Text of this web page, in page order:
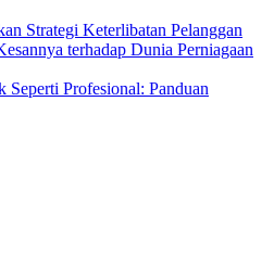
Strategi Keterlibatan Pelanggan
terhadap Dunia Perniagaan
Profesional: Panduan